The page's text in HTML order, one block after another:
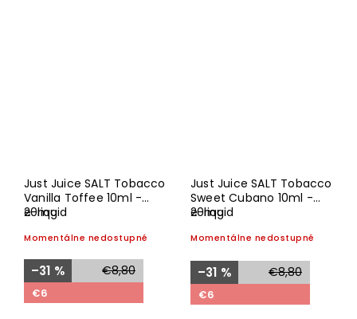
Just Juice SALT Tobacco
Vanilla Toffee 10ml -
20mg
e-liquid
Momentálne nedostupné
€8,80
–31 %
€6
Just Juice SALT Tobacco
Sweet Cubano 10ml -
20mg
e-liquid
Momentálne nedostupné
€8,80
–31 %
€6